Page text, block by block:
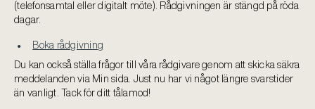
(telefonsamtal eller digitalt möte). Rådgivningen är stängd på röda
dagar.
Boka rådgivning
Du kan också ställa frågor till våra rådgivare genom att skicka säkra
meddelanden via Min sida. Just nu har vi något längre svarstider
än vanligt. Tack för ditt tålamod!